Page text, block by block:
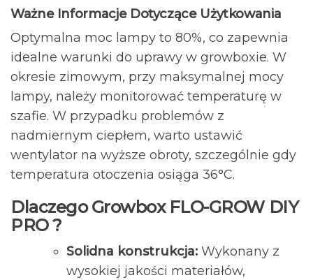
Ważne Informacje Dotyczące Użytkowania
Optymalna moc lampy to 80%, co zapewnia
idealne warunki do uprawy w growboxie. W
okresie zimowym, przy maksymalnej mocy
lampy, należy monitorować temperaturę w
szafie. W przypadku problemów z
nadmiernym ciepłem, warto ustawić
wentylator na wyższe obroty, szczególnie gdy
temperatura otoczenia osiąga 36°C.
Dlaczego Growbox FLO-GROW DIY
PRO ?
Solidna konstrukcja: Wykonany z
wysokiej jakości materiałów,